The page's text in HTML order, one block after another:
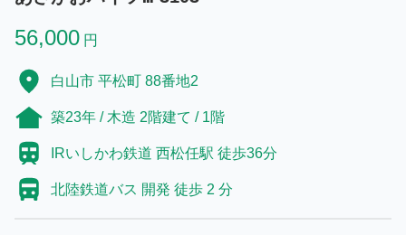
56,000 円
白山市 平松町 88番地2
築23年 / 木造 2階建て / 1階
IRいしかわ鉄道 西松任駅 徒歩36分
北陸鉄道バス 開発 徒歩 2 分